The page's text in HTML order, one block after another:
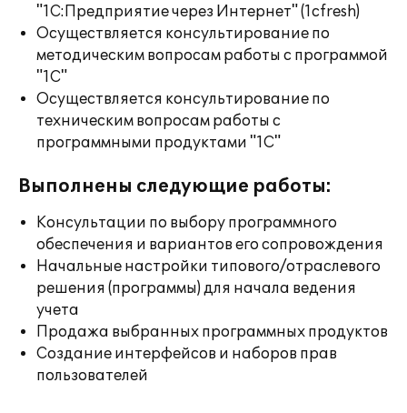
"1С:Предприятие через Интернет" (1cfresh)
Осуществляется консультирование по
методическим вопросам работы с программой
"1С"
Осуществляется консультирование по
техническим вопросам работы с
программными продуктами "1С"
Выполнены следующие работы:
Консультации по выбору программного
обеспечения и вариантов его сопровождения
Начальные настройки типового/отраслевого
решения (программы) для начала ведения
учета
Продажа выбранных программных продуктов
Создание интерфейсов и наборов прав
пользователей